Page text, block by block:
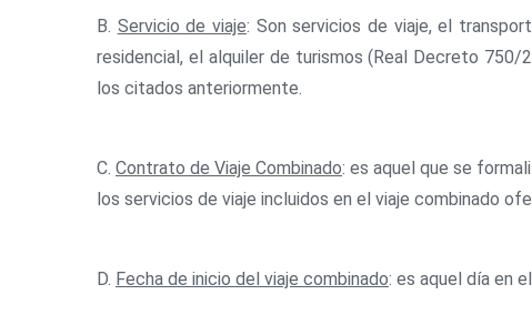
B. Servicio de viaje: Son servicios de viaje, el
residencial, el alquiler de turismos (Real Decreto
los citados anteriormente.
C. Contrato de Viaje Combinado: es aquel que se
los servicios de viaje incluidos en el viaje combinado
D. Fecha de inicio del viaje combinado: es aquel día en